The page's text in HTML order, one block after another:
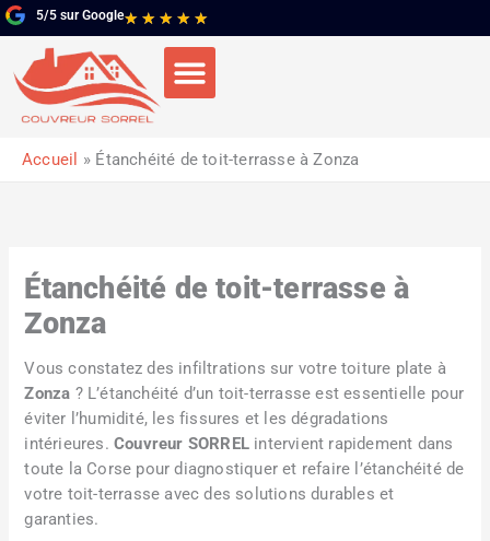
Aller
au
contenu
5/5 sur Google★ ★ ★ ★ ★Noté
5
5
Accueil Étanchéité de toit-terrasse à Zonza
Étanchéité de toit-terrasse à
Zonza
Vous constatez des infiltrations sur votre toiture plate à
Zonza ? L’étanchéité d’un toit-terrasse est essentielle pour
éviter l’humidité, les fissures et les dégradations
intérieures.Couvreur SORREL intervient rapidement dans
toute la Corse pour diagnostiquer et refaire l’étanchéité de
votre toit-terrasse avec des solutions durables et
garanties.